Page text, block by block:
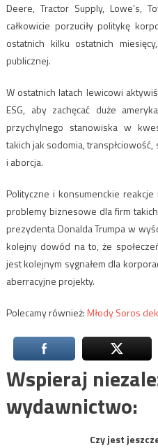
Deere, Tractor Supply, Lowe’s,
całkowicie porzuciły politykę
ostatnich kilku ostatnich
publicznej.
W ostatnich latach lewicowi
ESG, aby zachęcać duże
przychylnego stanowiska w
takich jak sodomia,
i aborcja.
Polityczne i konsumenckie
problemy biznesowe dla firm
prezydenta Donalda Trumpa w
kolejny dowód na to, że
jest kolejnym sygnałem dla
aberracyjne projekty.
Polecamy również:Młody Soros
Wspieraj
wydawnictwo:
Czy jest